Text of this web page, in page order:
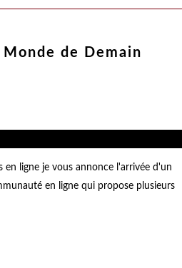
de Demain
ligne je vous annonce l'arrivée d'un
en ligne qui propose plusieurs